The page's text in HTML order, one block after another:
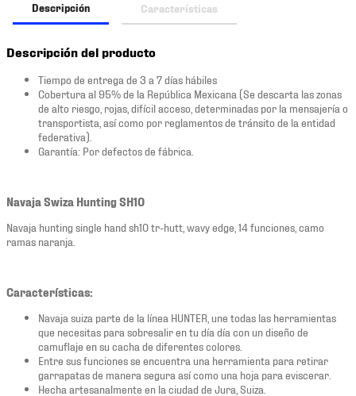
Descripción Características
Descripción del producto
Tiempo de entrega de 3 a 7 días hábiles
Cobertura al 95% de la República Mexicana (Se descarta las zonas
de alto riesgo, rojas, difícil acceso, determinadas por la mensajería o
transportista, así como por reglamentos de tránsito de la entidad
federativa).
Garantía: Por defectos de fábrica.
Navaja Swiza Hunting SH10
Navaja hunting single hand sh10 tr-hutt, wavy edge, 14 funciones, camo
ramas naranja.
Características:
Navaja suiza parte de la línea HUNTER, une todas las herramientas
que necesitas para sobresalir en tu día día con un diseño de
camuflaje en su cacha de diferentes colores.
Entre sus funciones se encuentra una herramienta para retirar
garrapatas de manera segura así como una hoja para eviscerar.
Hecha artesanalmente en la ciudad de Jura, Suiza.